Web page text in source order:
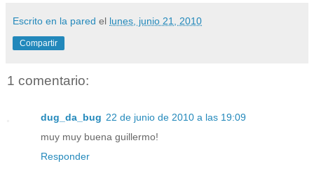
Escrito en la pared el lunes, junio 21, 2010
Compartir
1 comentario:
dug_da_bug 22 de junio de 2010 a las 19:09
muy muy buena guillermo!
Responder